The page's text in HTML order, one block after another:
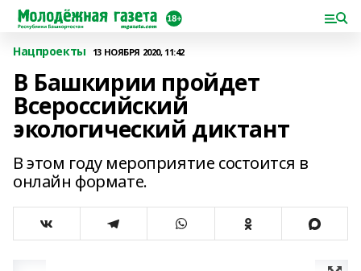
Нацпроекты 13 НОЯБРЯ 2020, 11:42
В Башкирии пройдет
Всероссийский
экологический диктант
В этом году мероприятие состоится в
онлайн формате.